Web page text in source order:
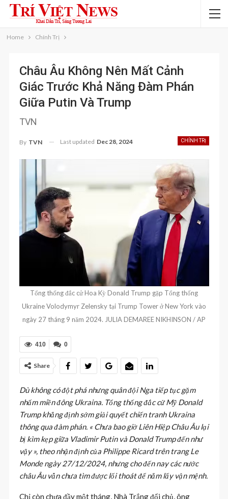
Home Chính Trị
Châu Âu Không Nên Mất Cảnh
Giác Trước Khả Năng Đàm Phán
Giữa Putin Và Trump
TVN
CHÍNH TRỊ
By TVN Last updated Dec 28, 2024
Tổng thống đắc cử Hoa Kỳ Donald Trump gặp Tổng thống
Ukraine Volodymyr Zelensky tại Trump Tower ở New York vào
ngày 27 tháng 9 năm 2024. JULIA DEMAREE NIKHINSON / AP
0
410
Share
Dù không có đột phá nhưng quân đội Nga tiếp tục gặm
nhấm miền đông Ukraina. Tổng thống đắc cử Mỹ Donald
Trump khẳng định sớm giải quyết chiến tranh Ukraina
thông qua đàm phán. « Chưa bao giờ Liên Hiệp Châu Âu lại
bị kìm kẹp giữa Vladimir Putin và Donald Trump đến như
vậy », theo nhận định của Philippe Ricard trên trang Le
Monde ngày 27/12/2024, nhưng cho đến nay các nước
châu Âu vẫn chưa tìm được lối thoát để nắm lấy vận mệnh.
Chỉ còn chưa đầy một tháng, Nhà Trắng đổi chủ, ông